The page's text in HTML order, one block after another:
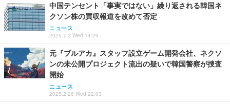
中国テンセント「事実ではない」繰り返される韓国ネ
クソン株の買収報道を改めて否定
ニュース
2025.7.2 Wed 14:29
元『ブルアカ』スタッフ設立ゲーム開発会社、ネクソ
ンの未公開プロジェクト流出の疑いで韓国警察が捜査
開始
ニュース
2025.2.26 Wed 22:03